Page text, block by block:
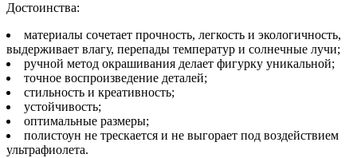
Достоинства:
материалы сочетает прочность, легкость и экологичность,
выдерживает влагу, перепады температур и солнечные лучи;
ручной метод окрашивания делает фигурку уникальной;
точное воспроизведение деталей;
стильность и креативность;
устойчивость;
оптимальные размеры;
полистоун не трескается и не выгорает под воздействием
ультрафиолета.